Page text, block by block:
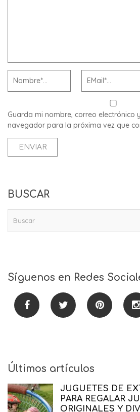
Guarda mi nombre, correo electrónico
navegador para la próxima vez que
BUSCAR
Síguenos en Redes
Últimos artículos
JUGUETES DE
PARA REGALAR
ORIGINALES Y